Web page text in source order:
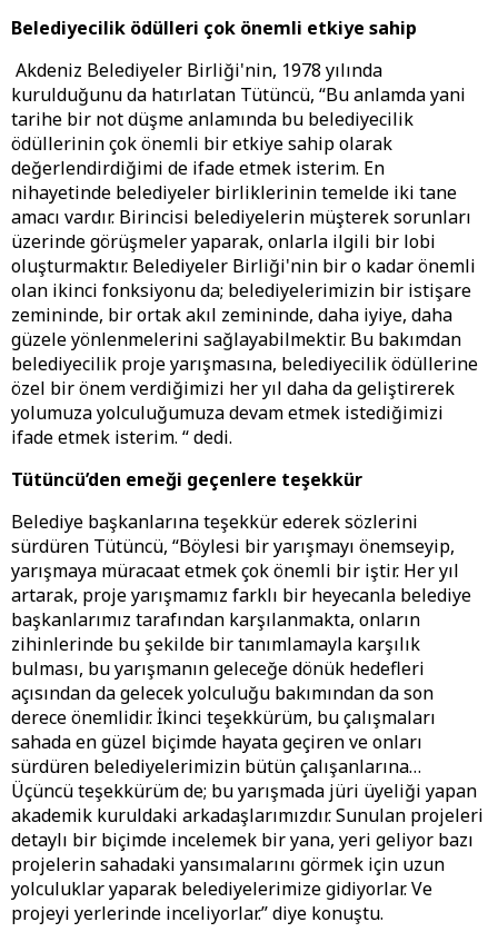
Belediyecilik ödülleri çok önemli etkiye sahip
Akdeniz Belediyeler Birliği'nin, 1978 yılında
kurulduğunu da hatırlatan Tütüncü, “Bu anlamda yani
tarihe bir not düşme anlamında bu belediyecilik
ödüllerinin çok önemli bir etkiye sahip olarak
değerlendirdiğimi de ifade etmek isterim. En
nihayetinde belediyeler birliklerinin temelde iki tane
amacı vardır. Birincisi belediyelerin müşterek sorunları
üzerinde görüşmeler yaparak, onlarla ilgili bir lobi
oluşturmaktır. Belediyeler Birliği'nin bir o kadar önemli
olan ikinci fonksiyonu da; belediyelerimizin bir istişare
zemininde, bir ortak akıl zemininde, daha iyiye, daha
güzele yönlenmelerini sağlayabilmektir. Bu bakımdan
belediyecilik proje yarışmasına, belediyecilik ödüllerine
özel bir önem verdiğimizi her yıl daha da geliştirerek
yolumuza yolculuğumuza devam etmek istediğimizi
ifade etmek isterim. “ dedi.
Tütüncü’den emeği geçenlere teşekkür
Belediye başkanlarına teşekkür ederek sözlerini
sürdüren Tütüncü, “Böylesi bir yarışmayı önemseyip,
yarışmaya müracaat etmek çok önemli bir iştir. Her yıl
artarak, proje yarışmamız farklı bir heyecanla belediye
başkanlarımız tarafından karşılanmakta, onların
zihinlerinde bu şekilde bir tanımlamayla karşılık
bulması, bu yarışmanın geleceğe dönük hedefleri
açısından da gelecek yolculuğu bakımından da son
derece önemlidir. İkinci teşekkürüm, bu çalışmaları
sahada en güzel biçimde hayata geçiren ve onları
sürdüren belediyelerimizin bütün çalışanlarına…
Üçüncü teşekkürüm de; bu yarışmada jüri üyeliği yapan
akademik kuruldaki arkadaşlarımızdır. Sunulan projeleri
detaylı bir biçimde incelemek bir yana, yeri geliyor bazı
projelerin sahadaki yansımalarını görmek için uzun
yolculuklar yaparak belediyelerimize gidiyorlar. Ve
projeyi yerlerinde inceliyorlar.” diye konuştu.